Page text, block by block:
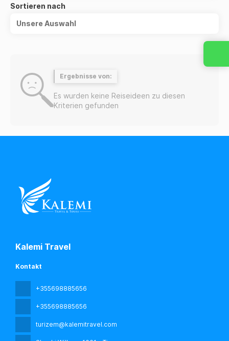
Sortieren nach
Unsere Auswahl
Ergebnisse von:
Es wurden keine Reiseideen zu diesen
Kriterien gefunden
Kalemi Travel
Kontakt
+355698885656
+355698885656
turizem@kalemitravel.com